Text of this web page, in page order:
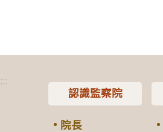
:::
認識監察院
院長